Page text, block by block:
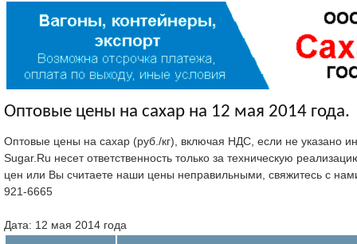
Оптовые цены на сахар на 12 мая 2014 года.
Оптовые цены на сахар (руб./кг), включая НДС, если не указано
Sugar.Ru несет ответственность только за техническую
цен или Вы считаете наши цены неправильными, свяжитесь с
921-6665
Дата: 12 мая 2014 года